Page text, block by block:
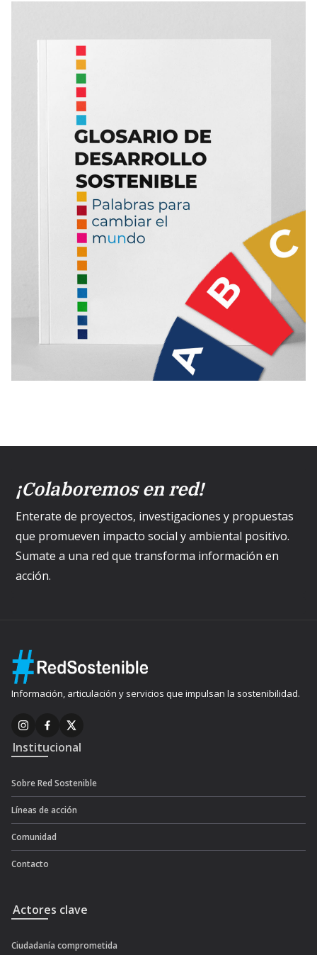
¡Colaboremos en red!
Enterate de proyectos, investigaciones y propuestas
que promueven impacto social y ambiental positivo.
Sumate a una red que transforma información en
acción.
Información, articulación y servicios que impulsan la sostenibilidad.
Institucional
Sobre Red Sostenible
Líneas de acción
Comunidad
Contacto
Actores clave
Ciudadanía comprometida